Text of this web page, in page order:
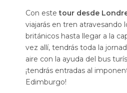
Con estetour desde
viajarás en tren atravesando
británicos hasta llegar a la
vez allí, tendrás toda la
aire con la ayuda del bus
¡tendrás entradas al
Edimburgo!